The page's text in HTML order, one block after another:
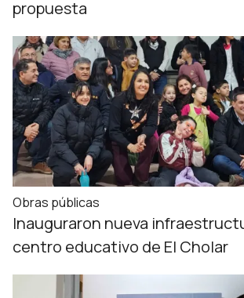
propuesta
Obras públicas
Inauguraron nueva
centro educativo de El Cholar